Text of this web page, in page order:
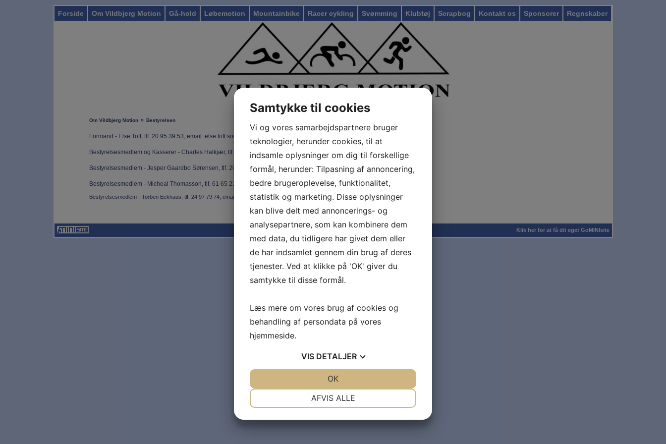
Forside Om Vildbjerg Motion Gå-hold Løbemotion Mountainbike Racer cykling Svømming Klubtøj Scrapbog Kontakt os Sponsorer Regnskaber
Om Vildbjerg Motion » Bestyrelsen
Formand - Else Toft, tlf. 20 95 39 53, email: else.toft.soerensen@gmail.com
Bestyrelsesmedlem og Kasserer - Charles Halkjær, tlf. 28716139, email store.halkjaer@gmail.com
Bestyrelsesmedlem - Jesper Gaardbo Sørensen, tlf. 20 64 10 63, email:jesper.gaardbo@gmail.com
Bestyrelsesmedlem - Micheal Thomasson, tlf. 61 65 21 98, email: mcithom52@gmail.com
Bestyrelsesmedlem - Torben Eckhaus, tlf. 24 97 79 74, email: torbeneckhaus@gmail.com
Klik her for at få dit eget GoMINIsite
Samtykke til cookies
Vi og vores samarbejdspartnere bruger
teknologier, herunder cookies, til at
indsamle oplysninger om dig til forskellige
formål, herunder: Tilpasning af annoncering,
bedre brugeroplevelse, funktionalitet,
statistik og marketing. Disse oplysninger
kan blive delt med annoncerings- og
analysepartnere, som kan kombinere dem
med data, du tidligere har givet dem eller
de har indsamlet gennem din brug af deres
tjenester. Ved at klikke på 'OK' giver du
samtykke til disse formål.
Læs mere om vores brug af cookies og
behandling af persondata på vores
hjemmeside.
VIS DETALJER
AFVIS ALLE
OK